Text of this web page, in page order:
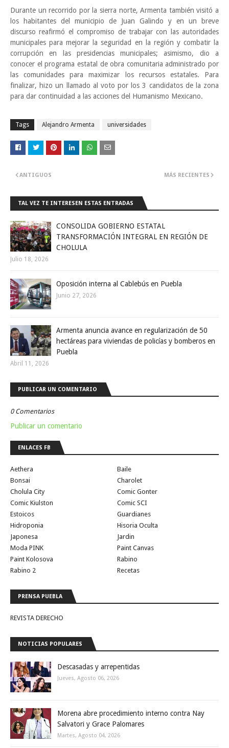
Durante un recorrido por la sierra norte, Armenta también visitó a
los habitantes del municipio de Juan Galindo y en un breve
discurso reafirmó el compromiso de trabajar con las autoridades
municipales para mejorar la seguridad en la región y combatir la
corrupción en las presidencias municipales; asimismo, dio a
conocer el programa estatal de obra comunitaria administrado por
las comunidades para maximizar los recursos estatales. Para
finalizar, hizo un llamado al voto por los 3 candidatos de la zona
para dar continuidad a las acciones del Humanismo Mexicano.
Tags Alejandro Armenta universidades
MÁS RECIENTES
ANTIGUOS
TAL VEZ TE INTERESEN ESTAS ENTRADAS
CONSOLIDA GOBIERNO ESTATAL
TRANSFORMACIÓN INTEGRAL EN REGIÓN DE
CHOLULA
Julio 18, 2026
Oposición interna al Cablebús en Puebla
Junio 27, 2026
Armenta anuncia avance en regularización de 50
hectáreas para viviendas de policías y bomberos en
Puebla
Abril 11, 2026
PUBLICAR UN COMENTARIO
0 Comentarios
Publicar un comentario
ENLACES FB
Aethera
Baile
Bonsai
Charolet
Cholula City
Comic Gonter
Comic Kiulston
Comic SCI
Estoicos
Guardianes
Hidroponia
Hisoria Oculta
Japonesa
Jardin
Moda PINK
Paint Canvas
Paint Kolosova
Rabino
Rabino 2
Recetas
PRENSA PUEBLA
REVISTA DERECHO
NOTICIAS POPULARES
Descasadas y arrepentidas
Jueves, Agosto 06, 2026
Morena abre procedimiento interno contra Nay
Salvatori y Grace Palomares
Martes, Agosto 04, 2026